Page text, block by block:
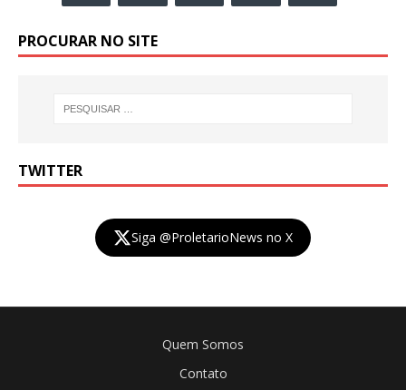
PROCURAR NO SITE
TWITTER
Siga @ProletarioNews no X
Quem Somos
Contato